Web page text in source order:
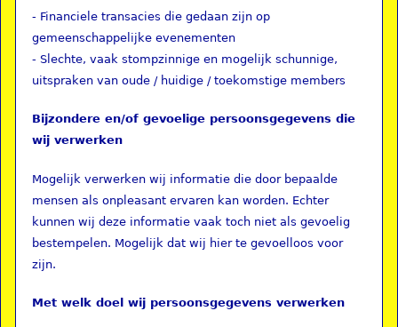
- Financiele transacies die gedaan zijn op
gemeenschappelijke evenementen
- Slechte, vaak stompzinnige en mogelijk schunnige,
uitspraken van oude / huidige / toekomstige members
Bijzondere en/of gevoelige persoonsgegevens die
wij verwerken
Mogelijk verwerken wij informatie die door bepaalde
mensen als onpleasant ervaren kan worden. Echter
kunnen wij deze informatie vaak toch niet als gevoelig
bestempelen. Mogelijk dat wij hier te gevoelloos voor
zijn.
Met welk doel wij persoonsgegevens verwerken